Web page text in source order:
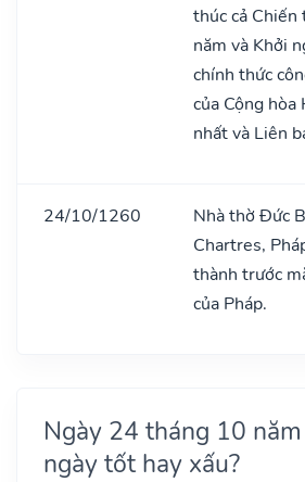
thúc cả Chiến
năm và Khởi
chính thức
của Cộng hòa
nhất và Liên
24/10/1260
Nhà thờ Đức
Chartres,
thành trước
của Pháp.
Ngày 24 tháng 10
ngày tốt hay xấu?